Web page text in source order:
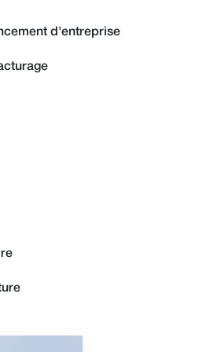
d'entreprise